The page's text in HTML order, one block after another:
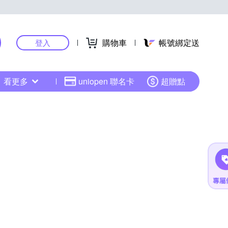
登入 購物車 帳號綁定送
看更多 uniopen 聯名卡 超贈點